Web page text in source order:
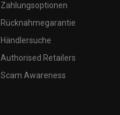
Zahlungsoptionen
Rücknahmegarantie
Händlersuche
Authorised Retailers
Scam Awareness